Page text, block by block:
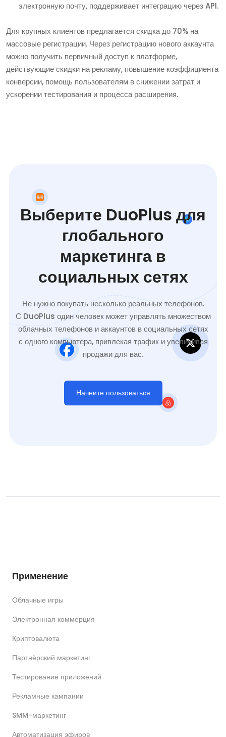
электронную почту, поддерживает интеграцию через API.
Для крупных клиентов предлагается скидка до 70% на
массовые регистрации. Через регистрацию нового аккаунта
можно получить первичный доступ к платформе,
действующие скидки на рекламу, повышение коэффициента
конверсии, помощь пользователям в снижении затрат и
ускорении тестирования и процесса расширения.
Выберите DuoPlus для
глобального
маркетинга в
социальных сетях
Не нужно покупать несколько реальных телефонов.
С DuoPlus один человек может управлять множеством
облачных телефонов и аккаунтов в социальных сетях
с одного компьютера, привлекая трафик и увеличивая
продажи для вас.
Начните пользоваться
Применение
Облачные игры
Электронная коммерция
Криптовалюта
Партнёрский маркетинг
Тестирование приложений
Рекламные кампании
SMM-маркетинг
Автоматизация эфиров